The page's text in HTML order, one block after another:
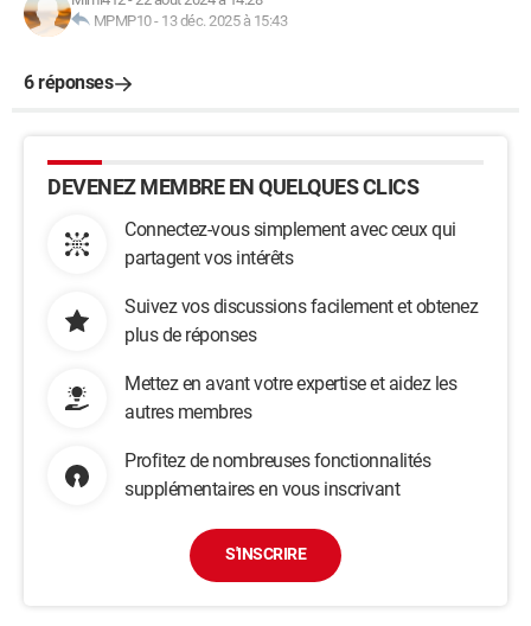
MPMP10- 13 déc. 2025 à 15:43
6 réponses
DEVENEZ MEMBRE EN QUELQUES CLICS
Connectez-vous simplement avec ceux qui
partagent vos intérêts
Suivez vos discussions facilement et obtenez
plus de réponses
Mettez en avant votre expertise et aidez les
autres membres
Profitez de nombreuses fonctionnalités
supplémentaires en vous inscrivant
S'INSCRIRE